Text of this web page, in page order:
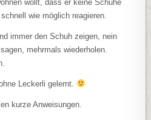
wollt, dass er keine Schuhe
wie möglich reagieren.
immer den Schuh zeigen, nein
mehrmals wiederholen.
Leckerli gelernt.
kurze Anweisungen.